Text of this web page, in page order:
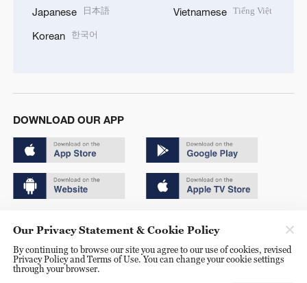
Japanese 日本語
Korean 한국어
Vietnamese Tiếng Việt
DOWNLOAD OUR APP
京ICP备20000184号
京公网安备 11010502050052号
Our Privacy Statement & Cookie Policy
By continuing to browse our site you agree to our use of cookies, revised
Privacy Policy and Terms of Use. You can change your cookie settings
through your browser.